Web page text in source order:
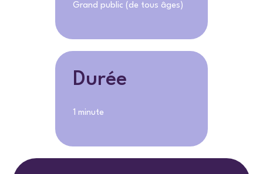
Grand public (de tous âges)
Durée
1 minute